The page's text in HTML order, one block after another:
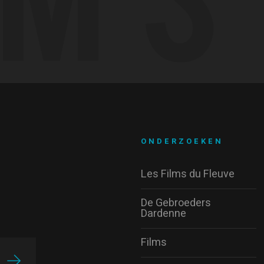
ONDERZOEKEN
Les Films du Fleuve
De Gebroeders
Dardenne
Films